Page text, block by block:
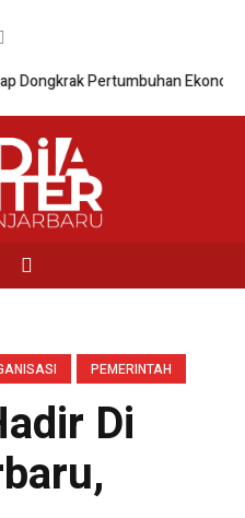
Pertumbuhan Ekonomi
PEMERINTAH
Di